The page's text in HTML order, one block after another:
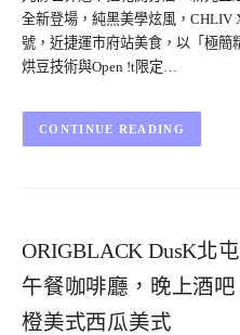
全新登場，純黑美學炫風，CHLIV
號，近捷運市府站美食，以「極簡
烘豆技術與Open !t限定…
CONTINUE READING
ORIGBLACK DusK北
午餐咖啡廳，晚上酒
橙美式西瓜美式